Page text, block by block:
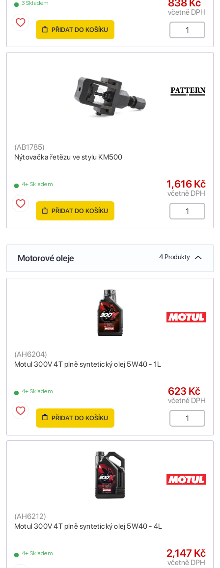
3 Skladem 838 Kč
včetně DPH
PŘIDAT DO KOŠÍKU
Nýtovačka řetězu ve stylu KM500
(AB1785)
4+ Skladem 1,616 Kč
včetně DPH
PŘIDAT DO KOŠÍKU
Motorové oleje 4 Produkty
Motul 300V 4T plně syntetický olej 5W40 - 1L
(AH6204)
4+ Skladem 623 Kč
včetně DPH
PŘIDAT DO KOŠÍKU
Motul 300V 4T plně syntetický olej 5W40 - 4L
(AH6212)
4+ Skladem 2,147 Kč
včetně DPH